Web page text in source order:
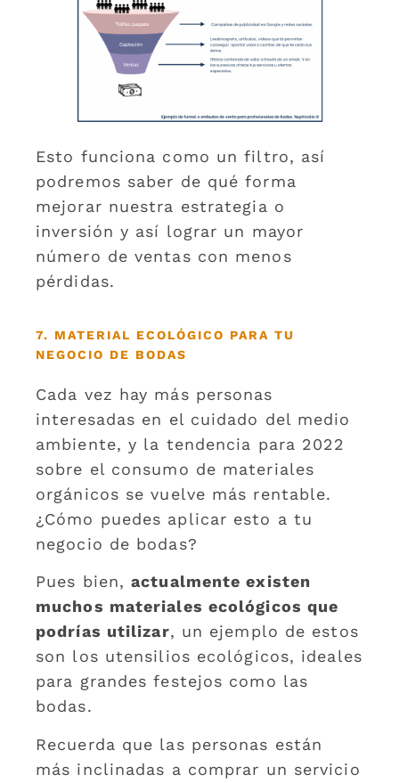
Esto funciona como un filtro, así
podremos saber de qué forma
mejorar nuestra estrategia o
inversión y así lograr un mayor
número de ventas con menos
pérdidas.
7. MATERIAL ECOLÓGICO PARA TU
NEGOCIO DE BODAS
Cada vez hay más personas
interesadas en el cuidado del medio
ambiente, y la tendencia para 2022
sobre el consumo de materiales
orgánicos se vuelve más rentable.
¿Cómo puedes aplicar esto a tu
negocio de bodas?
Pues bien,actualmente existen
muchos materiales ecológicos que
podrías utilizar, un ejemplo de estos
son los utensilios ecológicos, ideales
para grandes festejos como las
bodas.
Recuerda que las personas están
más inclinadas a comprar un servicio